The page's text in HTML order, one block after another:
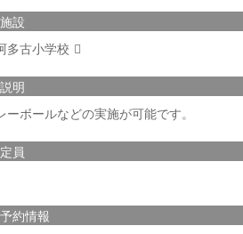
施設
多古小学校
説明
ーボールなどの実施が可能です。
定員
予約情報